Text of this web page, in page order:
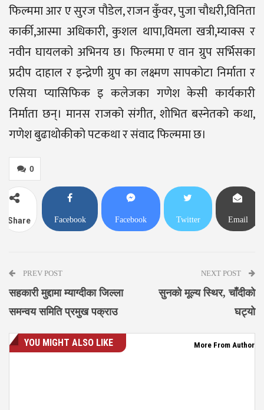
फिल्ममा आर ए सुरज पौडेल, राजन कुँवर, पुजा चौधरी,विनिता
कार्की,आस्मा अधिकारी, कुशल थापा,विमला खत्री,म्याक्स र
नवीन घायलको अभिनय छ। फिल्ममा ए वान ग्रुप सर्भिसका
प्रदीप दाहाल र इन्द्रेणी ग्रुप का लक्ष्मण सापकोटा निर्माता र
एसिया प्यासिफिक इ कलेजका गणेश केसी कार्यकारी
निर्माता छन्। मानस राजको संगीत, शोभित बस्नेतको कथा,
गणेश बुढाथोकीको पटकथा र संवाद फिल्ममा छ।
0
Share Facebook Facebook Twitter Email
PREV POST
सहकारी मुद्दामा म्याग्दीका जिल्ला
समन्वय समिति प्रमुख पक्राउ
NEXT POST
सुनको मूल्य स्थिर, चाँदीको
घट्यो
YOU MIGHT ALSO LIKE More From Author